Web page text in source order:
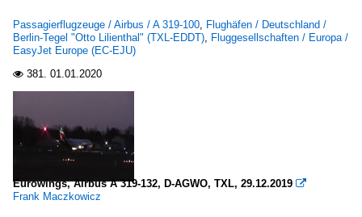
Passagierflugzeuge / Airbus / A 319-100, Flughäfen / Deutschland /
Berlin-Tegel "Otto Lilienthal" (TXL-EDDT), Fluggesellschaften / Europa /
EasyJet Europe (EC-EJU)
 381. 01.01.2020
Eurowings, Airbus A 319-132, D-AGWO, TXL, 29.12.2019 
Frank Maczkowicz